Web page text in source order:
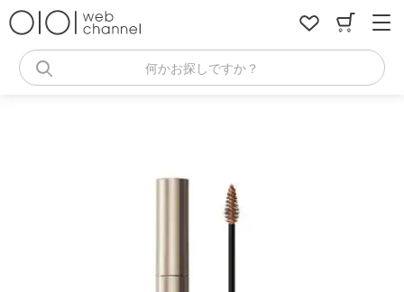
何かお探しですか？